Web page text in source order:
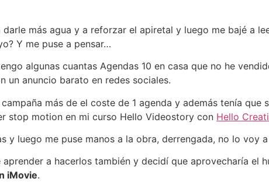
más agua y a reforzar el apiretal y luego me bajé a
Y me puse a pensar…
algunas cuantas Agendas 10 en casa que no he
un anuncio barato en redes sociales.
más de el coste de 1 agenda y además tenía
stop motion en mi curso Hello Videostory con Hello
y luego me puse manos a la obra, derrengada, no lo voy
a hacerlos también y decidí que aprovecharía el
iMovie.